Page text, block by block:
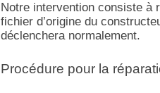
Notre intervention consiste
fichier d’origine du
déclenchera normalement.
Procédure pour la